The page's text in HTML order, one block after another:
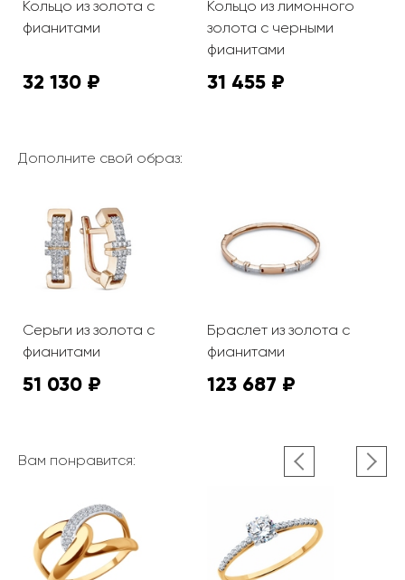
Кольцо из золота с
фианитами
32 130 ₽
Кольцо из лимонного
золота с черными
фианитами
31 455 ₽
Дополните свой образ:
Серьги из золота с
фианитами
51 030 ₽
Браслет из золота с
фианитами
123 687 ₽
Вам понравится: